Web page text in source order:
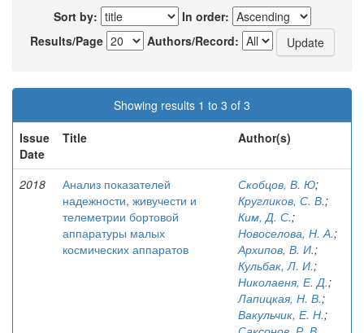
Sort by:
In order:
Results/Page
Authors/Record:
Showing results 1 to 3 of 3
Issue
Date
Title Author(s)
2018
Анализ показателей
надежности, живучести и
телеметрии бортовой
аппаратуры малых
космических аппаратов
Скобцов, В. Ю;
Кругликов, С. В.;
Ким, Д. С.;
Новоселова, Н. А.;
Архипов, В. И.;
Кульбак, Л. И.;
Николаеня, Е. Д.;
Лапицкая, Н. В.;
Вакульчик, Е. Н.;